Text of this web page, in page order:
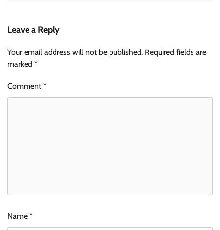
Leave a Reply
Your email address will not be published. Required fields are
marked *
Comment*
Name *